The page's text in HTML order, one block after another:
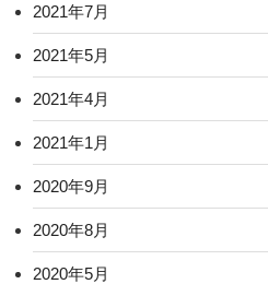
2021年7月
2021年5月
2021年4月
2021年1月
2020年9月
2020年8月
2020年5月